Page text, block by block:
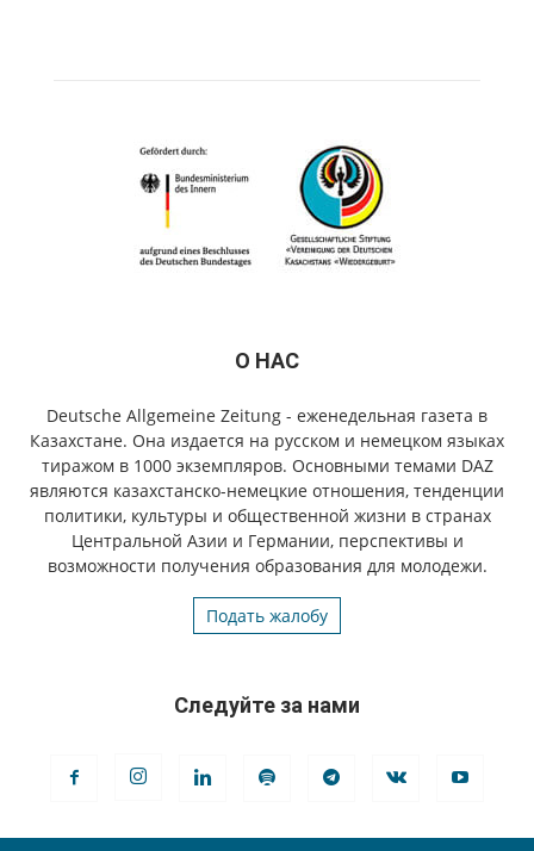
О НАС
Deutsche Allgemeine Zeitung - еженедельная газета в
Казахстане. Она издается на русском и немецком языках
тиражом в 1000 экземпляров. Основными темами DAZ
являются казахстанско-немецкие отношения, тенденции
политики, культуры и общественной жизни в странах
Центральной Азии и Германии, перспективы и
возможности получения образования для молодежи.
Подать жалобу
Следуйте за нами